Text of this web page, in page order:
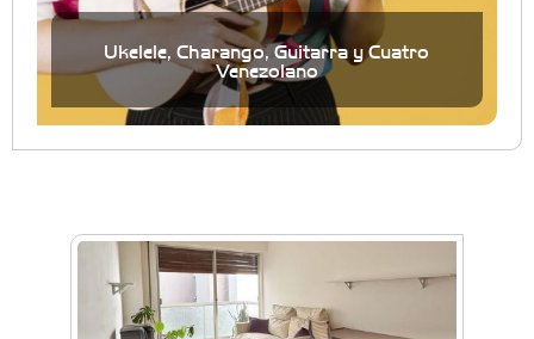
Ukelele, Charango, Guitarra y Cuatro
Venezolano